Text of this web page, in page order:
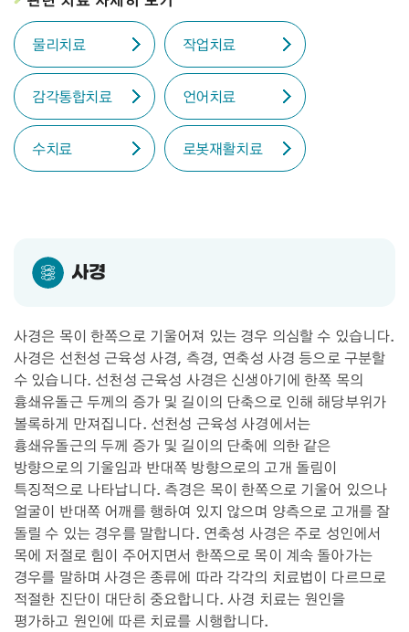
물리치료 작업치료
감각통합치료 언어치료
수치료 로봇재활치료
사경
사경은 목이 한쪽으로 기울어져 있는 경우 의심할 수 있습니다.
사경은 선천성 근육성 사경, 측경, 연축성 사경 등으로 구분할
수 있습니다. 선천성 근육성 사경은 신생아기에 한쪽 목의
흉쇄유돌근 두께의 증가 및 길이의 단축으로 인해 해당부위가
볼록하게 만져집니다. 선천성 근육성 사경에서는
흉쇄유돌근의 두께 증가 및 길이의 단축에 의한 같은
방향으로의 기울임과 반대쪽 방향으로의 고개 돌림이
특징적으로 나타납니다. 측경은 목이 한쪽으로 기울어 있으나
얼굴이 반대쪽 어깨를 행하여 있지 않으며 양측으로 고개를 잘
돌릴 수 있는 경우를 말합니다. 연축성 사경은 주로 성인에서
목에 저절로 힘이 주어지면서 한쪽으로 목이 계속 돌아가는
경우를 말하며 사경은 종류에 따라 각각의 치료법이 다르므로
적절한 진단이 대단히 중요합니다. 사경 치료는 원인을
평가하고 원인에 따른 치료를 시행합니다.